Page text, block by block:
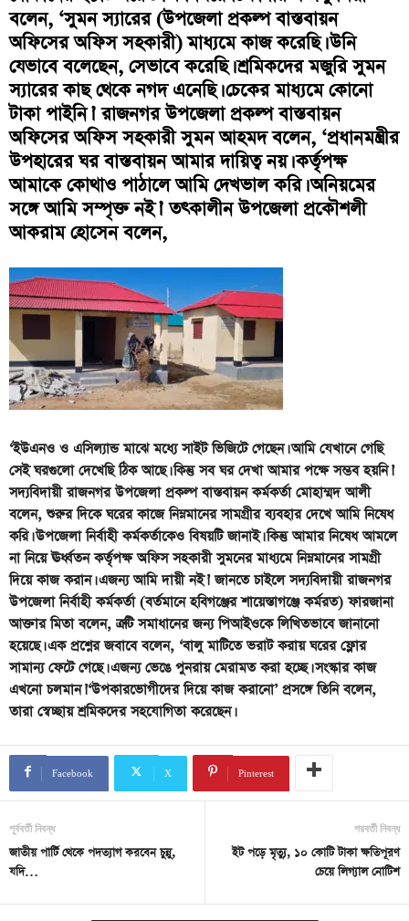
বলেন, ‘সুমন স্যারের (উপজেলা প্রকল্প বাস্তবায়ন
অফিসের অফিস সহকারী) মাধ্যমে কাজ করেছি। উনি
যেভাবে বলেছেন, সেভাবে করেছি। শ্রমিকদের মজুরি সুমন
স্যারের কাছ থেকে নগদ এনেছি। চেকের মাধ্যমে কোনো
টাকা পাইনি।’ রাজনগর উপজেলা প্রকল্প বাস্তবায়ন
অফিসের অফিস সহকারী সুমন আহমদ বলেন, ‘প্রধানমন্ত্রীর
উপহারের ঘর বাস্তবায়ন আমার দায়িত্ব নয়। কর্তৃপক্ষ
আমাকে কোথাও পাঠালে আমি দেখভাল করি। অনিয়মের
সঙ্গে আমি সম্পৃক্ত নই।’ তৎকালীন উপজেলা প্রকৌশলী
আকরাম হোসেন বলেন,
‘ইউএনও ও এসিল্যান্ড মাঝে মধ্যে সাইট ভিজিটে গেছেন। আমি যেখানে গেছি
সেই ঘরগুলো দেখেছি ঠিক আছে। কিন্তু সব ঘর দেখা আমার পক্ষে সম্ভব হয়নি।’
সদ্যবিদায়ী রাজনগর উপজেলা প্রকল্প বাস্তবায়ন কর্মকর্তা মোহাম্মদ আলী
বলেন, শুরুর দিকে ঘরের কাজে নিম্নমানের সামগ্রীর ব্যবহার দেখে আমি নিষেধ
করি। উপজেলা নির্বাহী কর্মকর্তাকেও বিষয়টি জানাই। কিন্তু আমার নিষেধ আমলে
না নিয়ে ঊর্ধ্বতন কর্তৃপক্ষ অফিস সহকারী সুমনের মাধ্যমে নিম্নমানের সামগ্রী
দিয়ে কাজ করান। এজন্য আমি দায়ী নই।’ জানতে চাইলে সদ্যবিদায়ী রাজনগর
উপজেলা নির্বাহী কর্মকর্তা (বর্তমানে হবিগঞ্জের শায়েস্তাগঞ্জে কর্মরত) ফারজানা
আক্তার মিতা বলেন, ত্রুটি সমাধানের জন্য পিআইওকে লিখিতভাবে জানানো
হয়েছে। এক প্রশ্নের জবাবে বলেন, ‘বালু মাটিতে ভরাট করায় ঘরের ফ্লোর
সামান্য ফেটে গেছে। এজন্য ভেঙে পুনরায় মেরামত করা হচ্ছে। সংস্কার কাজ
এখনো চলমান।’‘উপকারভোগীদের দিয়ে কাজ করানো’ প্রসঙ্গে তিনি বলেন,
তারা স্বেচ্ছায় শ্রমিকদের সহযোগিতা করেছেন।
Facebook X Pinterest
পূর্ববর্তী নিবন্ধ
জাতীয় পার্টি থেকে পদত্যাগ করবেন চুন্নু,
যদি…
পরবর্তী নিবন্ধ
ইট পড়ে মৃত্যু, ১০ কোটি টাকা ক্ষতিপূরণ
চেয়ে লিগ্যাল নোটিশ